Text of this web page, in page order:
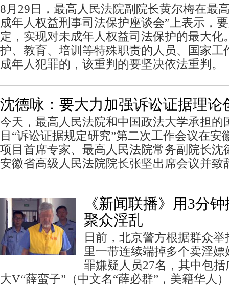
8月29日，最高人民法院副院长黄尔梅在最
成年人权益刑事司法保护座谈会”上表示，
定，实现对未成年人权益司法保护的最大化
护、教育、培训等特殊职责的人员、国家工
成年人犯罪的，该重判的要坚决依法重判。
沈德咏：要大力加强诉讼证据理论
今天，最高人民法院和中国政法大学承担的
目“诉讼证据规定研究”第二次工作会议在安
项目首席专家、最高人民法院常务副院长沈
安徽省高级人民法院院长张坚出席会议并致
《新闻联播》用3分
聚众淫乱
日前，北京警方根据群众
里一带连续端掉多个卖淫
罪嫌疑人员27名，其中包
大V“薛蛮子”（中文名“薛必群”，美籍华人